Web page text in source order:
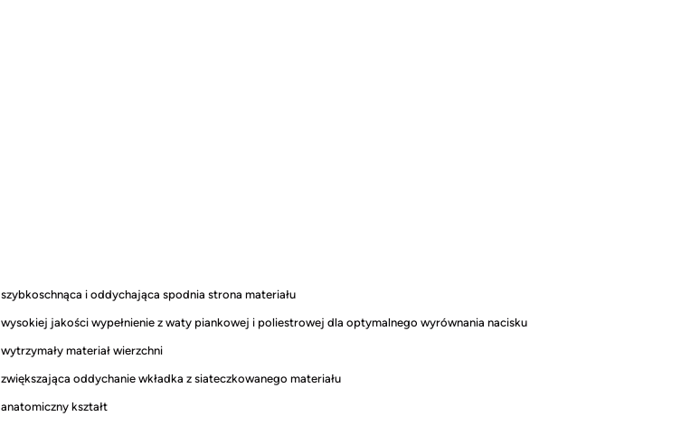
szybkoschnąca i oddychająca spodnia strona materiału
wysokiej jakości wypełnienie z waty piankowej i poliestrowej dla optymalnego wyrównania nacisku
wytrzymały materiał wierzchni
zwiększająca oddychanie wkładka z siateczkowanego materiału
anatomiczny kształt